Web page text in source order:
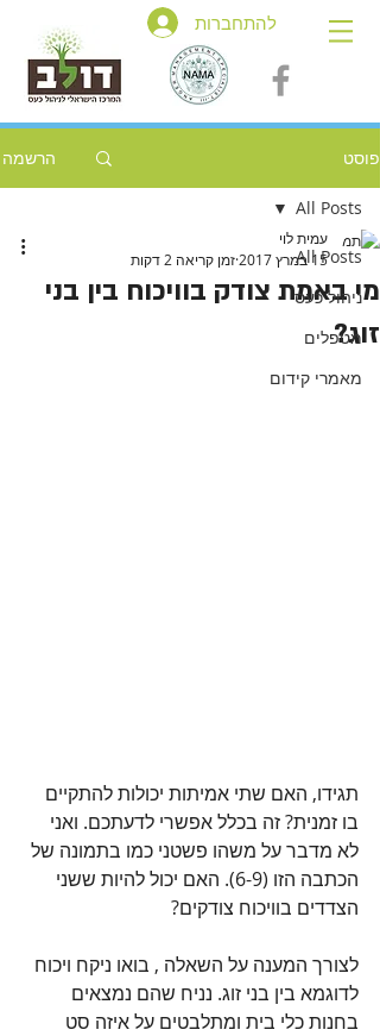
להתחברות
פוסט הרשמה
All Posts
ניהול כעס
מטפלים
מאמרי קידום
All Posts
מי באמת צודק בוויכוח בין בני
זוג?
עמית לוי
15 במרץ 2017
זמן קריאה 2 דקות
תגידו, האם שתי אמיתות יכולות להתקיים
בו זמנית? זה בכלל אפשרי לדעתכם. ואני
לא מדבר על משהו פשטני כמו בתמונה של
הכתבה הזו (6-9). האם יכול להיות ששני
הצדדים בוויכוח צודקים?
לצורך המענה על השאלה , בואו ניקח ויכוח
לדוגמא בין בני זוג. נניח שהם נמצאים
בחנות כלי בית ומתלבטים על איזה סט